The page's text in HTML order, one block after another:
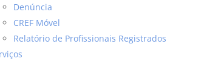
Denúncia
CREF Móvel
Relatório de Profissionais Registrados